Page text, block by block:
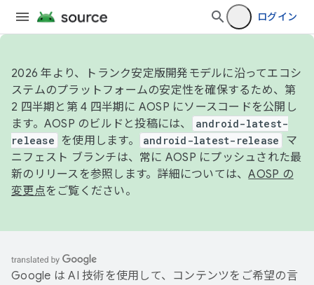
ログイン
2026 年より、トランク安定版開発モデルに沿ってエコシ
ステムのプラットフォームの安定性を確保するため、第
2 四半期と第 4 四半期に AOSP にソースコードを公開し
ます。AOSP のビルドと投稿には、
android-latest-
release
を使用します。 android-latest-release
マ
ニフェスト ブランチは、常に AOSP にプッシュされた最
新のリリースを参照します。詳細については、AOSP の
変更点をご覧ください。
Google は AI 技術を使用して、コンテンツをご希望の言